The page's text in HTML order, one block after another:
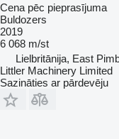
Cena pēc pieprasījuma
Buldozers
2019
6 068 m/st
Lielbritānija, East
Littler Machinery Limited
Sazināties ar pārdevēju